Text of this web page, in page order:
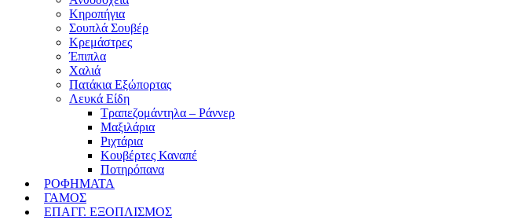
Κηροπήγια
Σουπλά Σουβέρ
Κρεμάστρες
Έπιπλα
Χαλιά
Πατάκια Εξώπορτας
Λευκά Είδη
Τραπεζομάντηλα – Ράννερ
Μαξιλάρια
Ριχτάρια
Κουβέρτες Καναπέ
Ποτηρόπανα
ΡΟΦΗΜΑΤΑ
ΓΑΜΟΣ
ΕΠΑΓΓ. ΕΞΟΠΛΙΣΜΟΣ